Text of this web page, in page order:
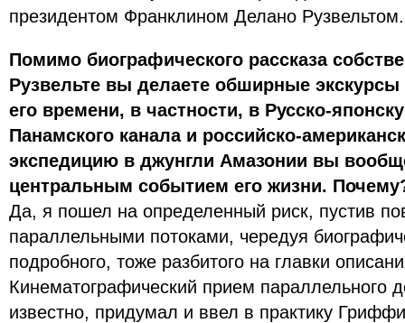
президентом Франклином Делано Рузвельтом.
Помимо биографического рассказа
Рузвельте вы делаете обширные
его времени, в частности, в Русско-
Панамского канала и российско-
экспедицию в джунгли Амазонии вы
центральным событием его жизни.
Да, я пошел на определенный риск, пустив
параллельными потоками, чередуя
подробного, тоже разбитого на главки
Кинематографический прием параллельного
известно, придумал и ввел в практику